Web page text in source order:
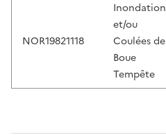
NOR19821118
et/ou
Coulées de
Boue
Tempête